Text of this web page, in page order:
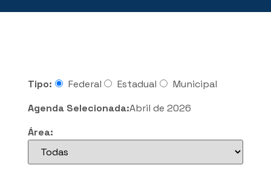
Tipo: Federal Estadual
Municipal
Agenda Selecionada:Abril de 2026
Área: